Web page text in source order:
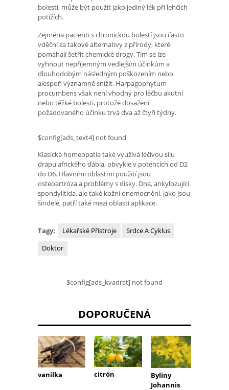
bolesti, může být použit jako jediný lék při lehčích
potížích.
Zejména pacienti s chronickou bolestí jsou často
vděční za takové alternativy z přírody, které
pomáhají šetřit chemické drogy. Tím se lze
vyhnout nepříjemným vedlejším účinkům a
dlouhodobým následným poškozením nebo
alespoň významně snížit. Harpagophytum
procumbens však není vhodný pro léčbu akutní
nebo těžké bolesti, protože dosažení
požadovaného účinku trvá dva až čtyři týdny.
$config[ads_text4] not found
Klasická homeopatie také využívá léčivou sílu
drápu afrického ďábla, obvykle v potencích od D2
do D6. Hlavními oblastmi použití jsou
osteoartróza a problémy s disky. Dna, ankylozující
spondylitida, ale také kožní onemocnění, jako jsou
šindele, patří také mezi oblasti aplikace.
Tagy: Lékařské Přístroje
Srdce A Cyklus
Doktor
$config[ads_kvadrat] not found
DOPORUČENÁ
vanilka citrón
Byliny
Johannis